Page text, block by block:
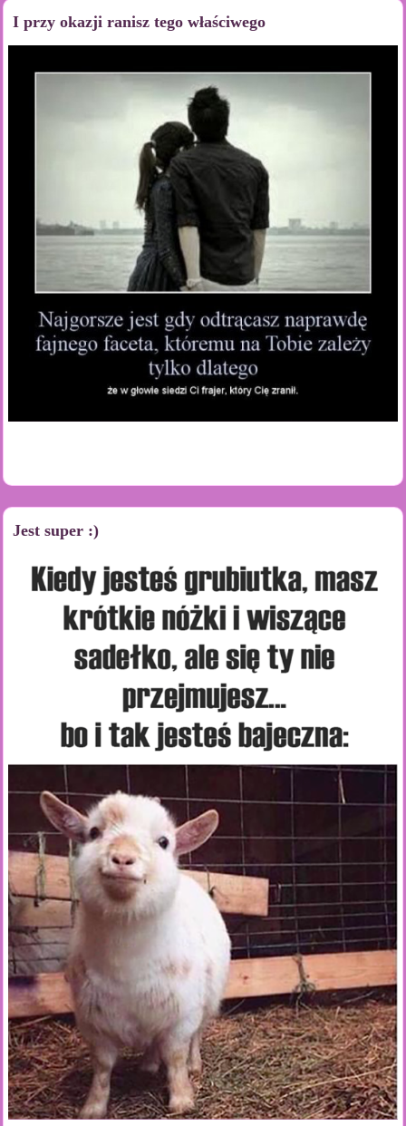
I przy okazji ranisz tego właściwego
Jest super :)